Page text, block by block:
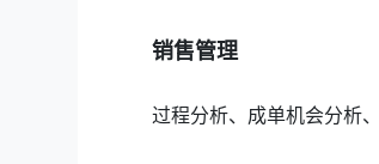
销售管理
过程分析、成单机会分析